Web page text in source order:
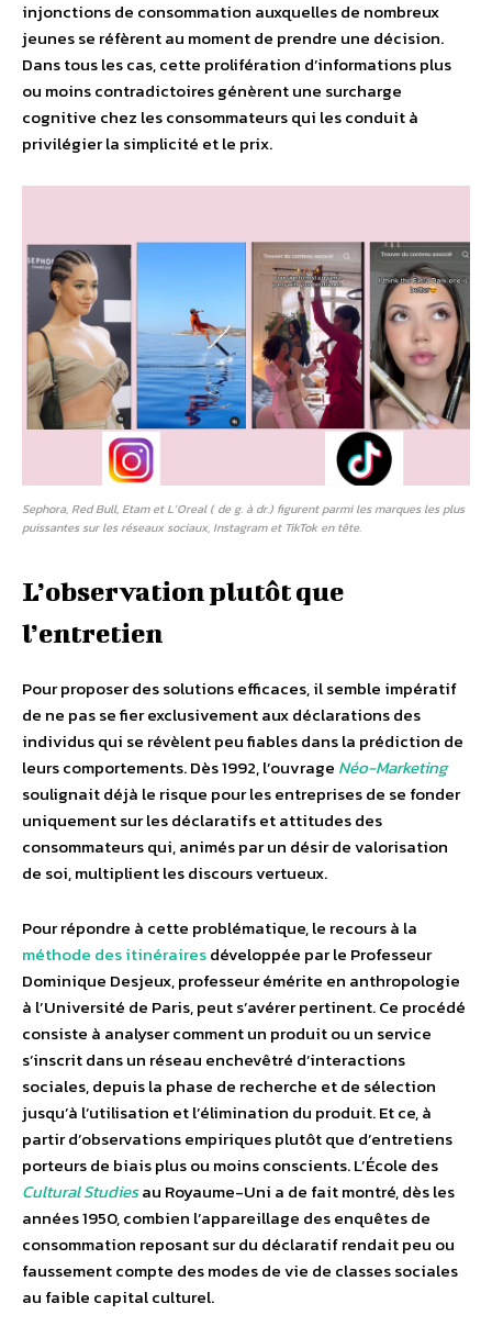
injonctions de consommation auxquelles de nombreux
jeunes se réfèrent au moment de prendre une décision.
Dans tous les cas, cette prolifération d’informations plus
ou moins contradictoires génèrent une surcharge
cognitive chez les consommateurs qui les conduit à
privilégier la simplicité et le prix.
Sephora, Red Bull, Etam et L’Oreal ( de g. à dr.) figurent parmi les marques les plus
puissantes sur les réseaux sociaux, Instagram et TikTok en tête.
L’observation plutôt que
l’entretien
Pour proposer des solutions efficaces, il semble impératif
de ne pas se fier exclusivement aux déclarations des
individus qui se révèlent peu fiables dans la prédiction de
leurs comportements. Dès 1992, l’ouvrage Néo-Marketing
soulignait déjà le risque pour les entreprises de se fonder
uniquement sur les déclaratifs et attitudes des
consommateurs qui, animés par un désir de valorisation
de soi, multiplient les discours vertueux.
Pour répondre à cette problématique, le recours à la
méthode des itinérairesdéveloppée par le Professeur
Dominique Desjeux, professeur émérite en anthropologie
à l’Université de Paris, peut s’avérer pertinent. Ce procédé
consiste à analyser comment un produit ou un service
s’inscrit dans un réseau enchevêtré d’interactions
sociales, depuis la phase de recherche et de sélection
jusqu’à l’utilisation et l’élimination du produit. Et ce, à
partir d’observations empiriques plutôt que d’entretiens
porteurs de biais plus ou moins conscients. L’École des
Cultural Studiesau Royaume-Uni a de fait montré, dès les
années 1950, combien l’appareillage des enquêtes de
consommation reposant sur du déclaratif rendait peu ou
faussement compte des modes de vie de classes sociales
au faible capital culturel.